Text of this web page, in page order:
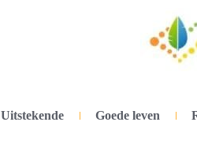
Uitstekende Goede leven